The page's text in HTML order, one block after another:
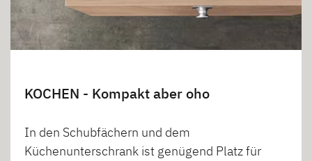
KOCHEN - Kompakt aber oho
In den Schubfächern und dem
Küchenunterschrank ist genügend Platz für